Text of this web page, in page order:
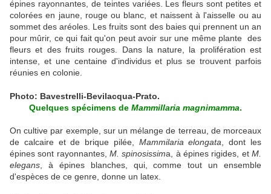
épines rayonnantes, de teintes variées. Les fleurs sont petites et
colorées en jaune, rouge ou blanc, et naissent à l'aisselle ou au
sommet des aréoles. Les fruits sont des baies qui prennent un an
pour mûrir, ce qui fait qu'on peut avoir sur une même plante des
fleurs et des fruits rouges. Dans la nature, la prolifération est
intense, et une centaine d'individus et plus se trouvent parfois
réunies en colonie.
Photo: Bavestrelli-Bevilacqua-Prato.
Quelques spécimens de Mammillaria magnimamma.
On cultive par exemple, sur un mélange de terreau, de morceaux
de calcaire et de brique pilée, Mammilaria elongata , dont les
épines sont rayonnantes, M. spinosissima, à épines rigides, etM.
elegans , à épines blanches, qui, comme tout un ensemble
d'espèces de ce genre, donne un latex.